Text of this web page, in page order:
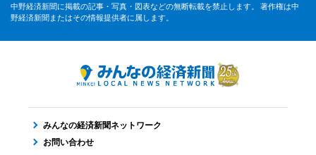
中野経済新聞に掲載の記事・写真・図表などの無断転載を禁止します。 著作権は中
野経済新聞またはその情報提供者に属します。
みんなの経済新聞ネットワーク
お問い合わせ